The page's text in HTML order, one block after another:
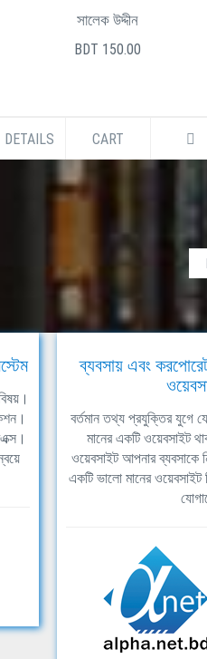
সালেক উদ্দীন
BDT 150.00
DETAILS CART
ব্যবসায় এবং
বর্তমান তথ্য প্রযুক্তির যুগে
মানের একটি ওয়েবসাইট
ওয়েবসাইট আপনার ব্যবসাকে
একটি ভালো মানের